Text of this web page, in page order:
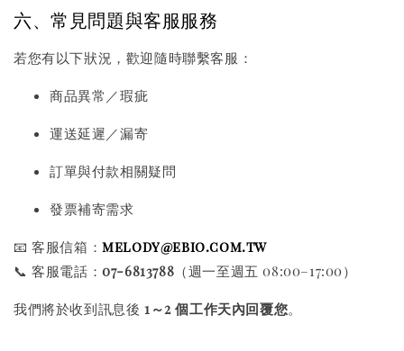
六、常見問題與客服服務
若您有以下狀況，歡迎隨時聯繫客服：
商品異常／瑕疵
運送延遲／漏寄
訂單與付款相關疑問
發票補寄需求
📧 客服信箱：melody@ebio.com.tw
📞 客服電話：07-6813788 （週一至週五 08:00–17:00）
我們將於收到訊息後 1～2 個工作天內回覆您。